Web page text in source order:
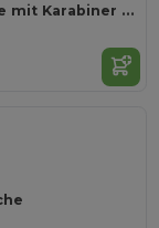
Aluminium-Sportflasche mit Karabiner 400 ml